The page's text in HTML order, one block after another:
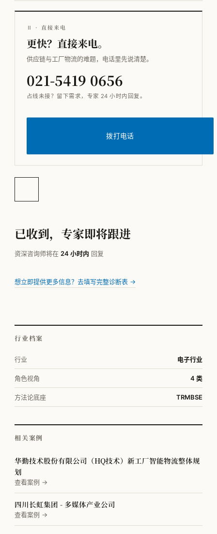
Ⅱ · 直接来电
更快？直接来电。
供应链与工厂物流的难题，电话里先说清楚。
021-5419 0656
占线未接？留下需求，专家 24 小时内回复。
拨打电话
已收到，专家即将跟进
资深咨询师将在 24 小时内 回复
想立即提供更多信息？去填写完整诊断表 →
行业档案
行业 电子行业
角色视角 4 类
方法论底座 TRMBSE
相关案例
华勤技术股份有限公司（HQ技术）新工厂智能物流整体规
划
查看案例 →
四川长虹集团 - 多媒体产业公司
查看案例 →